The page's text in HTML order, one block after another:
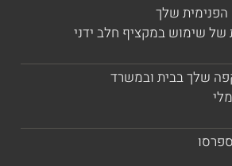
במקציף חלב ידני
ובמשרד